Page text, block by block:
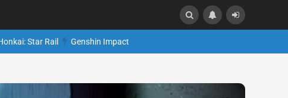
Star Rail Genshin Impact